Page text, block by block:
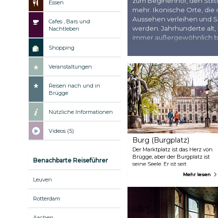
Essen
Cafes , Bars und
Nachtleben
Shopping
Veranstaltungen
Reisen nach und in
Brügge
Nützliche Informationen
Videos (5)
Benachbarte Reiseführer
Leuven
Rotterdam
mehr. Ikonische Orte, die
Aussehen verleihen und
werden. Jahrhunderte
immer außergewöhnlich
Burg (Burgplatz)
Der Marktplatz ist das Herz von
Brügge, aber der Burgplatz ist
seine Seele. Er ist seit
Jahrhunderten das Zentrum der
Stadtverwaltung von Brügge
hat immer noch im gotischen
Rathaus aus dem 14.
Jahrhundert ihren Sitz. Dieser
großartige, majestätische Platz
Mehr lesen